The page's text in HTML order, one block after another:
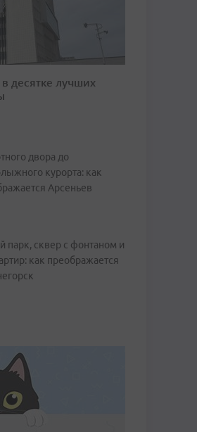
десятке лучших
двора до
курорта: как
Арсеньев
парк, сквер с фонтаном и
как преображается